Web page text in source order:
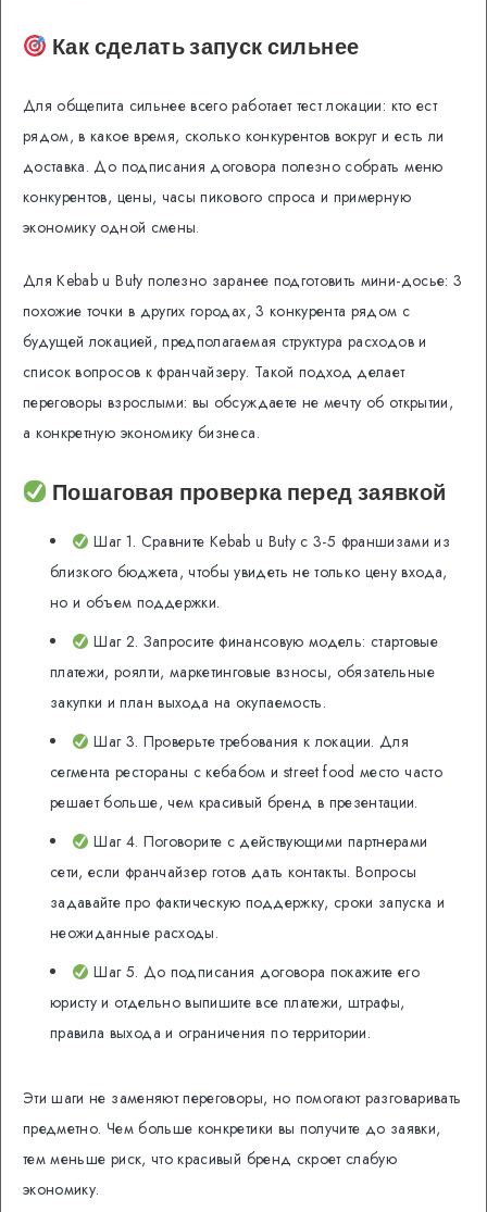
Как сделать запуск сильнее
Для общепита сильнее всего работает тест локации: кто ест
рядом, в какое время, сколько конкурентов вокруг и есть ли
доставка. До подписания договора полезно собрать меню
конкурентов, цены, часы пикового спроса и примерную
экономику одной смены.
Для Kebab u Buły полезно заранее подготовить мини-досье: 3
похожие точки в других городах, 3 конкурента рядом с
будущей локацией, предполагаемая структура расходов и
список вопросов к франчайзеру. Такой подход делает
переговоры взрослыми: вы обсуждаете не мечту об открытии,
а конкретную экономику бизнеса.
Пошаговая проверка перед заявкой
Шаг 1. Сравните Kebab u Buły с 3-5 франшизами из
близкого бюджета, чтобы увидеть не только цену входа,
но и объем поддержки.
Шаг 2. Запросите финансовую модель: стартовые
платежи, роялти, маркетинговые взносы, обязательные
закупки и план выхода на окупаемость.
Шаг 3. Проверьте требования к локации. Для
сегмента рестораны с кебабом и street food место часто
решает больше, чем красивый бренд в презентации.
Шаг 4. Поговорите с действующими партнерами
сети, если франчайзер готов дать контакты. Вопросы
задавайте про фактическую поддержку, сроки запуска и
неожиданные расходы.
Шаг 5. До подписания договора покажите его
юристу и отдельно выпишите все платежи, штрафы,
правила выхода и ограничения по территории.
Эти шаги не заменяют переговоры, но помогают разговаривать
предметно. Чем больше конкретики вы получите до заявки,
тем меньше риск, что красивый бренд скроет слабую
экономику.